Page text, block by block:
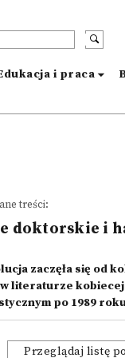
i praca
treści:
doktorskie i
zaczęła się od
literaturze
po 1989
Przeglądaj listę